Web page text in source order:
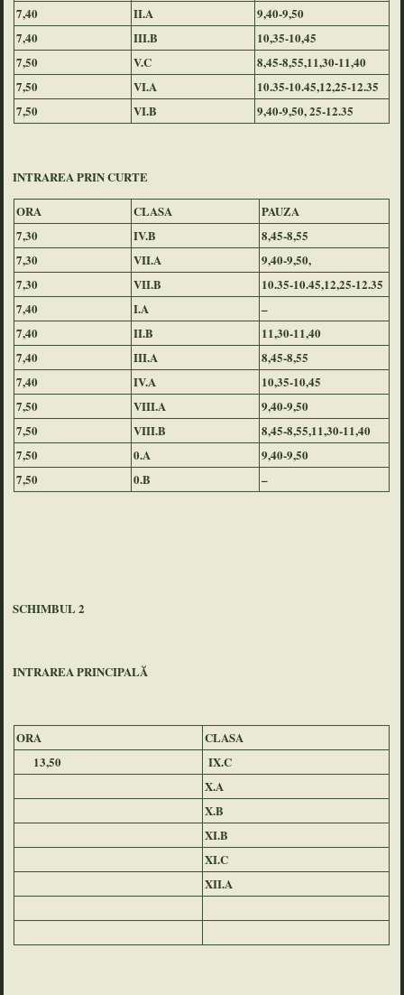
7,40
II.A
9,40-9,50
7,40
III.B
10,35-10,45
7,50
V.C
8,45-8,55,11,30-11,40
7,50
VI.A
10.35-10.45,12,25-12.35
7,50
VI.B 9,40-9,50, 25-12.35
INTRAREA PRIN CURTE
ORA
CLASA
PAUZA
7,30
IV.B
8,45-8,55
7,30
VII.A
9,40-9,50,
7,30
VII.B
10.35-10.45,12,25-12.35
7,40
I.A
–
7,40
II.B
11,30-11,40
7,40
III.A
8,45-8,55
7,40
IV.A
10,35-10,45
7,50
VIII.A
9,40-9,50
7,50
VIII.B
8,45-8,55,11,30-11,40
7,50
0.A
9,40-9,50
7,50
0.B –
SCHIMBUL 2
INTRAREA PRINCIPALĂ
ORA
CLASA
13,50
IX.C
X.A
X.B
XI.B
XI.C
XII.A